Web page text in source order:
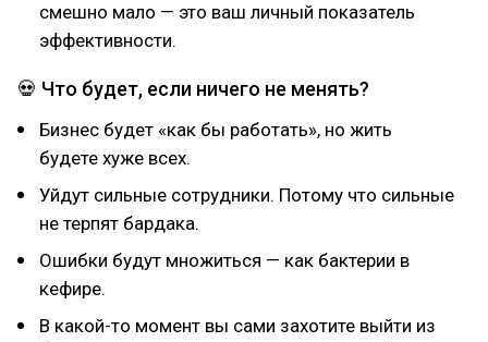
смешно мало — это ваш личный показатель
эффективности.
💀 Что будет, если ничего не менять?
Бизнес будет «как бы работать», но жить
будете хуже всех.
Уйдут сильные сотрудники. Потому что сильные
не терпят бардака.
Ошибки будут множиться — как бактерии в
кефире.
В какой-то момент вы сами захотите выйти из